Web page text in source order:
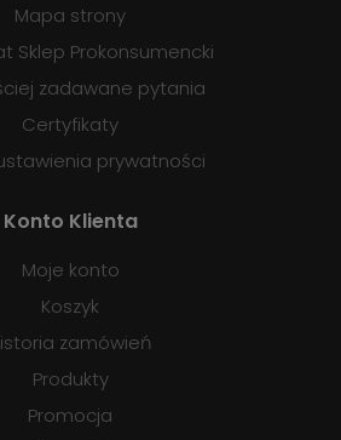
Mapa strony
Sklep Prokonsumencki
zadawane pytania
Certyfikaty
prywatności
Konto Klienta
Moje konto
Koszyk
zamówień
Produkty
Promocja